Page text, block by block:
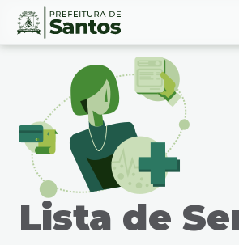
Ir
Conteúdo
Lista de